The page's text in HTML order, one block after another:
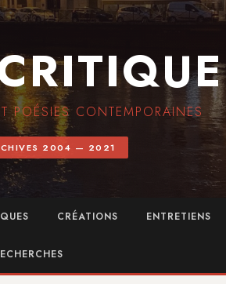
POÉSIES CONTEMPORAINES
2004 — 2021
CRÉATIONS ENTRETIENS